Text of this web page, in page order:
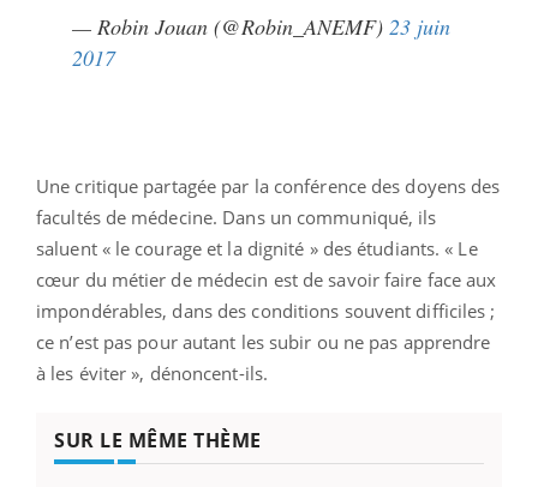
— Robin Jouan (@Robin_ANEMF) 23 juin
2017
Une critique partagée par la conférence des doyens des
facultés de médecine. Dans un communiqué, ils
saluent « le courage et la dignité » des étudiants. « Le
cœur du métier de médecin est de savoir faire face aux
impondérables, dans des conditions souvent difficiles ;
ce n’est pas pour autant les subir ou ne pas apprendre
à les éviter », dénoncent-ils.
SUR LE MÊME THÈME